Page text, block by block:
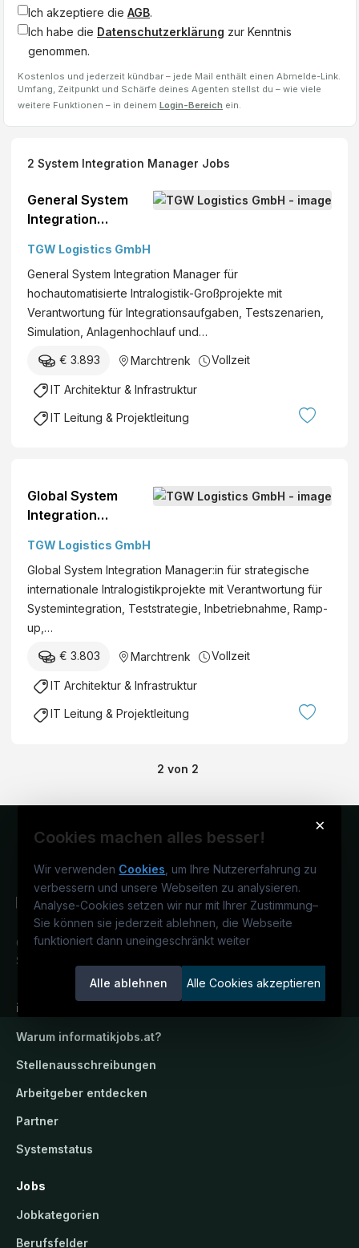
Ich akzeptiere die AGB.
Ich habe die Datenschutzerklärung zur Kenntnis
genommen.
Kostenlos und jederzeit kündbar – jede Mail enthält einen Abmelde-Link.
Umfang, Zeitpunkt und Schärfe deines Agenten stellst du – wie viele
weitere Funktionen – in deinem Login-Bereich ein.
2 System Integration Manager Jobs
General System
Integration
TGW Logistics GmbH
General System Integration Manager für
hochautomatisierte Intralogistik-Großprojekte mit
Verantwortung für Integrationsaufgaben, Testszenarien,
Simulation, Anlagenhochlauf und…
€ 3.893 Marchtrenk Vollzeit
IT Architektur & Infrastruktur
IT Leitung & Projektleitung
Global System
Integration
(M/W/D)*
TGW Logistics GmbH
Global System Integration Manager:in für strategische
internationale Intralogistikprojekte mit Verantwortung für
Systemintegration, Teststrategie, Inbetriebnahme, Ramp-
up,…
€ 3.803 Marchtrenk Vollzeit
IT Architektur & Infrastruktur
IT Leitung & Projektleitung
2 von 2
×
Cookies machen alles besser!
Wir verwenden Cookies , um Ihre Nutzererfahrung zu
verbessern und unsere Webseiten zu analysieren.
Analyse-Cookies setzen wir nur mit Ihrer Zustimmung–
Sie können sie jederzeit ablehnen, die Webseite
funktioniert dann uneingeschränkt weiter
Alle ablehnen Alle Cookies akzeptieren
Österreichs IT-Karriereportal.Ein
Service der candidatis GmbH.
informatikjobs.at
Warum informatikjobs.at?
Stellenausschreibungen
Arbeitgeber entdecken
Partner
Systemstatus
Jobs
Jobkategorien
Berufsfelder